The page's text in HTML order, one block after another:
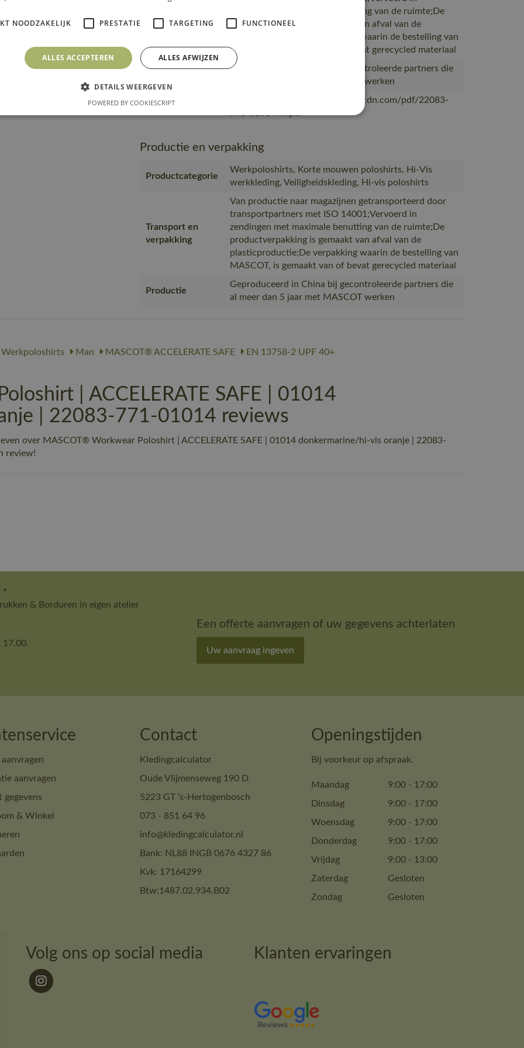
verpakking
zendingen met maximale benutting van de ruimte;De
productverpakking is gemaakt van afval van de
plasticproductie;De verpakking waarin de bestelling van
MASCOT, is gemaakt van of bevat gerecycled materiaal
Geproduceerd in China bij gecontroleerde partners die
al meer dan 5 jaar met MASCOT werken
Url product pdf
https://mascotsitecore-1ccb8.kxcdn.com/pdf/22083-
Productie en verpakking
Productcategorie
Werkpoloshirts, Korte mouwen poloshirts, Hi-Vis
werkkleding, Veiligheidskleding, Hi-vis poloshirts
Transport en
verpakking
Van productie naar magazijnen getransporteerd door
transportpartners met ISO 14001;Vervoerd in
zendingen met maximale benutting van de ruimte;De
productverpakking is gemaakt van afval van de
plasticproductie;De verpakking waarin de bestelling van
MASCOT, is gemaakt van of bevat gerecycled materiaal
Productie
Geproduceerd in China bij gecontroleerde partners die
al meer dan 5 jaar met MASCOT werken
Man MASCOT® ACCELERATE SAFE EN 13758-2 UPF 40+
| ACCELERATE SAFE | 01014
| 22083-771-01014 reviews
over MASCOT® Workwear Poloshirt | ACCELERATE SAFE | 01014 donkermarine/hi-vis oranje | 22083-
review!
*
& Borduren in eigen atelier
17.00.
Een offerte aanvragen of uw gegevens achterlaten
Uw aanvraag ingeven
aanvragen
gegevens
& Winkel
Contact
Kledingcalculator
Oude Vlijmenseweg 190 D
5223 GT ‘s-Hertogenbosch
073 - 851 64 96
info@kledingcalculator.nl
Bank: NL88 INGB 0676 4327 86
Kvk: 17164299
Btw:1487.02.934.B02
Openingstijden
Bij voorkeur op afspraak.
Maandag 9:00 - 17:00
Dinsdag
9:00 - 17:00
Woensdag
9:00 - 17:00
Donderdag
9:00 - 17:00
Vrijdag
9:00 - 13:00
Zaterdag
Gesloten
Zondag
Gesloten
Volg ons op social media Klanten ervaringen
NOODZAKELIJK PRESTATIE TARGETING FUNCTIONEEL
ALLES ACCEPTEREN ALLES AFWIJZEN
DETAILS WEERGEVEN
POWERED BY COOKIESCRIPT